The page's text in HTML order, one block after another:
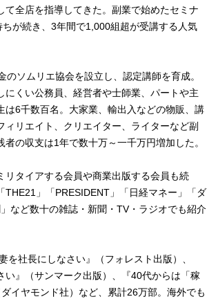
て全店を指導してきた。副業で始めたセミナ
が続き、3年間で1,000組超が受講する人気
ソムリエ協会を設立し、認定講師を育成。
にくい公務員、経営者や士師業、パートや主
は6千数百名。大家業、輸出入などの物販、講
ィリエイト、クリエイター、ライターなど副
の収支は1年で数十万～一千万円増加した。
リタイアする会員や商業出版する会員も続
THE21」「PRESIDENT」「日経マネー」「ダ
など数十の雑誌・新聞・TV・ラジオでも紹介
を社長にしなさい』（フォレスト出版）、
い』（サンマーク出版）、『40代からは「稼
イヤモンド社）など、累計26万部。海外でも